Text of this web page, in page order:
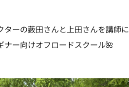
ーの薮田さんと上田さんを講師
ナー向けオフロードスクール🌺